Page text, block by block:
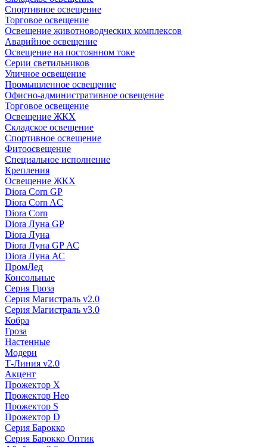
Спортивное освещение
Торговое освещение
Освещение животноводческих комплексов
Аварийное освещение
Освещение на постоянном токе
Серии светильников
Уличное освещение
Промышленное освещение
Офисно-административное освещение
Торговое освещение
Освещение ЖКХ
Складское освещение
Спортивное освещение
Фитоосвещение
Специальное исполнение
Крепления
Освещение ЖКХ
Diora Corn GP
Diora Corn AC
Diora Corn
Diora Луна GP
Diora Луна
Diora Луна GP АС
Diora Луна АС
ПромЛед
Консольные
Серия Гроза
Серия Магистраль v2.0
Серия Магистраль v3.0
Кобра
Гроза
Настенные
Модерн
Т-Линия v2.0
Акцент
Прожектор X
Прожектор Нео
Прожектор S
Прожектор D
Серия Барокко
Серия Барокко Оптик